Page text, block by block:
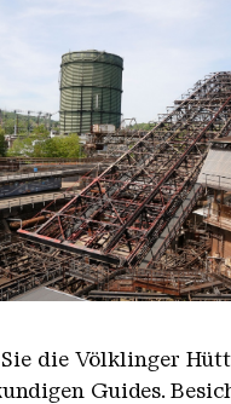
der
die Völklinger
Guides.